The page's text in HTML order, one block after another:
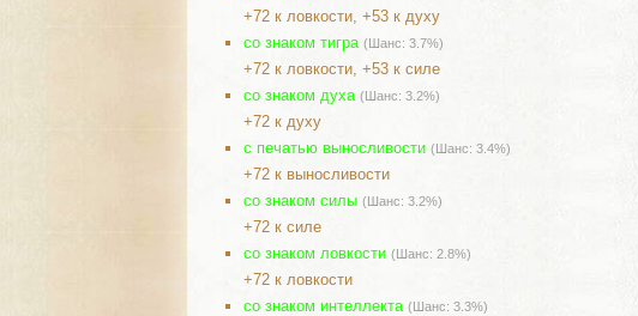
+72 к ловкости, +53 к духу
со знаком тигра (Шанс: 3.7%)
+72 к ловкости, +53 к силе
со знаком духа (Шанс: 3.2%)
+72 к духу
с печатью выносливости (Шанс: 3.4%)
+72 к выносливости
со знаком силы (Шанс: 3.2%)
+72 к силе
со знаком ловкости (Шанс: 2.8%)
+72 к ловкости
со знаком интеллекта (Шанс: 3.3%)